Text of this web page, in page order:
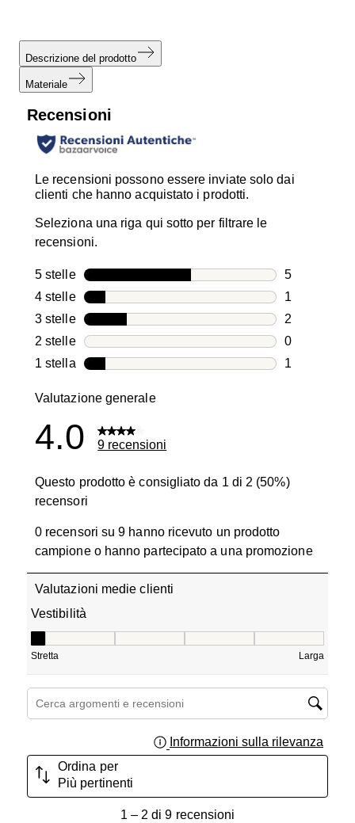
Descrizione del prodotto
Materiale
Recensioni
Le recensioni possono essere inviate solo dai
clienti che hanno acquistato i prodotti.
Seleziona una riga qui sotto per filtrare le
recensioni.
5 stellestelle
5
5
4 stellestelle
1
1
3 stellestelle
2
2
2 stellestelle
0
0
1 stellastelle
1
Valutazione generale
4.0 9 recensioni
Questo prodotto è consigliato da 1 di 2 (50%)
recensori
0 recensori su 9 hanno ricevuto un prodotto
campione o hanno partecipato a una promozione
Valutazioni medie clienti
Vestibilità
Stretta Larga
Cerca argomenti e ricerca delle recensioni
Informazioni sulla rilevanza
Ordina per
Più pertinenti
1– 2 di 9 recensioni